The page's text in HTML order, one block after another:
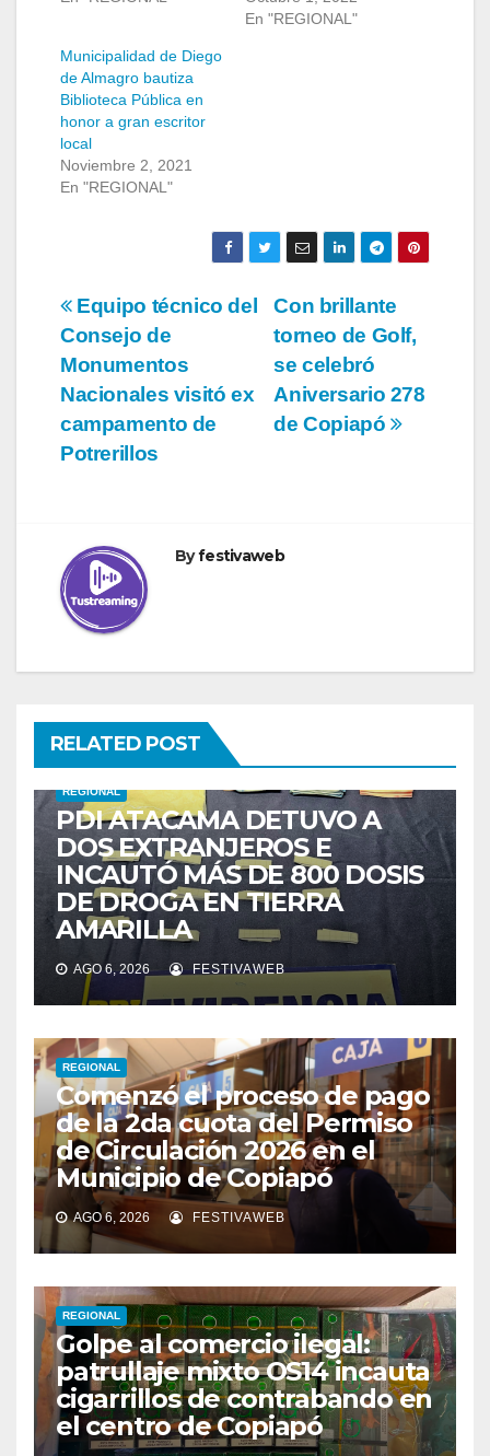
En "REGIONAL"
Municipalidad de Diego
de Almagro bautiza
Biblioteca Pública en
honor a gran escritor
local
Noviembre 2, 2021
En "REGIONAL"
Navegación
de
entradas
Con brillante
torneo de Golf,
se celebró
Aniversario 278
de Copiapó
Equipo técnico del
Consejo de
Monumentos
Nacionales visitó ex
campamento de
Potrerillos
Byfestivaweb
RELATED POST
REGIONAL
PDI ATACAMA DETUVO A
DOS EXTRANJEROS E
INCAUTÓ MÁS DE 800 DOSIS
DE DROGA EN TIERRA
AMARILLA
AGO 6, 2026 FESTIVAWEB
REGIONAL
Comenzó el proceso de pago
de la 2da cuota del Permiso
de Circulación 2026 en el
Municipio de Copiapó
AGO 6, 2026 FESTIVAWEB
REGIONAL
Golpe al comercio ilegal:
patrullaje mixto OS14 incauta
cigarrillos de contrabando en
el centro de Copiapó